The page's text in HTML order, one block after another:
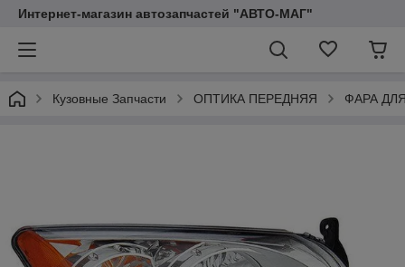
Интернет-магазин автозапчастей "АВТО-МАГ"
Кузовные Запчасти ОПТИКА ПЕРЕДНЯЯ ФАРА